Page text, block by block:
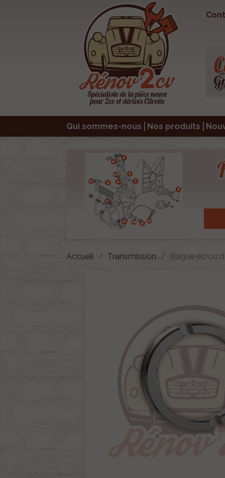
Qui sommes-nous Nos produits
Accueil Transmission Bague écrou